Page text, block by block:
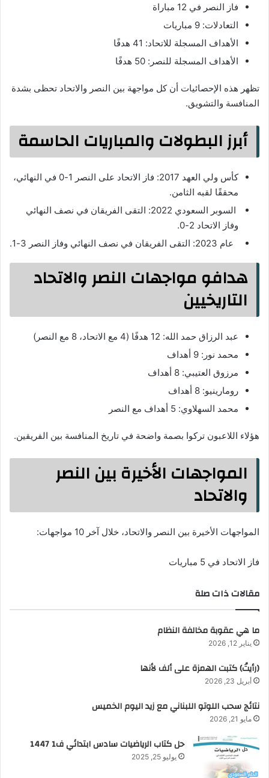
فاز النصر في 12 مباراة
التعادلات: 9 مباريات
الأهداف المسجلة للاتحاد: 41 هدفًا
الأهداف المسجلة للنصر: 50 هدفًا
تظهر هذه الإحصائيات أن كل مواجهة بين النصر والاتحاد تحظى بشدة
المنافسة والتشويق.
أبرز البطولات والمباريات الحاسمة
كأس ولي العهد 2017: فاز الاتحاد على النصر 1-0 في النهائي،
محققًا لقبه الثامن.
السوبر السعودي 2022: التقى الفريقان في نصف النهائي
وفاز الاتحاد 2-0.
عام 2023: التقى الفريقان في نصف النهائي وفاز النصر 3-1.
هدافو مواجهات النصر والاتحاد
التاريخيين
عبد الرزاق حمد الله: 12 هدفًا (4 مع الاتحاد، 8 مع النصر)
محمد نور: 9 أهداف
مرزوق العتيبي: 8 أهداف
رومارينيو: 8 أهداف
محمد السهلاوي: 5 أهداف مع النصر
هؤلاء اللاعبون تركوا بصمة واضحة في تاريخ المنافسة بين الفريقين.
المواجهات الأخيرة بين النصر
والاتحاد
المواجهات الأخيرة بين النصر والاتحاد، خلال آخر 10 مواجهات:
فاز الاتحاد في 5 مباريات
مقالات ذات صلة
ما هي عقوبة مخالفة النظام
يناير 12, 2026
(رأيتُ) كتبت الهمزة على ألف لأنها
أبريل 23, 2026
نتائج سحب اللوتو اللبناني مع زيد اليوم الخميس
مايو 21, 2026
حل كتاب الرياضيات سادس ابتدائي ف1 1447
يوليو 25, 2025